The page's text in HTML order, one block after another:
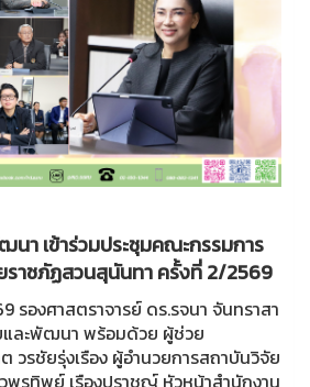
า เข้าร่วมประชุมคณะกรรมการ
ราชภัฏสวนสุนันทา ครั้งที่ 2/2569
รองศาสตราจารย์ ดร.รจนา จันทราสา
และพัฒนา พร้อมด้วย ผู้ช่วย
วรชัยรุ่งเรือง ผู้อำนวยการสถาบันวิจัย
พรทิพย์ เรืองปราชญ์ หัวหน้าสำนักงาน